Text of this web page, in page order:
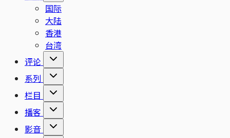
国际
大陆
香港
台湾
评论
系列
栏目
播客
影音